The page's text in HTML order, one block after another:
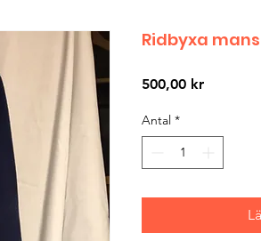
Ridbyxa
500,00 krPris
Antal *